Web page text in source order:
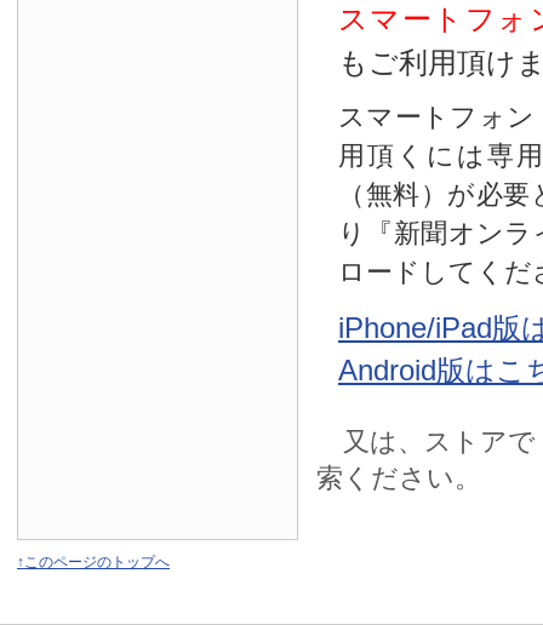
スマートフォ
もご利用頂け
スマートフォ
用頂くには専
（無料）が必
り『新聞オン
ロードしてくだ
iPhone/iPad版
Android版はこ
又は、ストアで
索ください。
↑このページのトップへ